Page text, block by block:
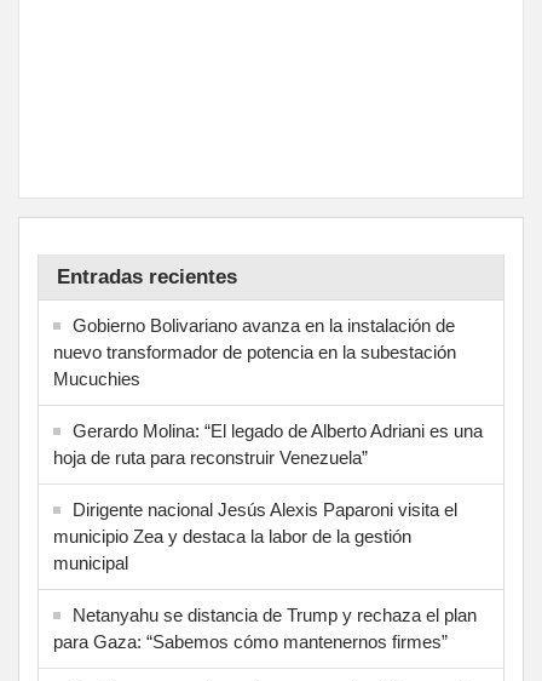
Entradas recientes
Gobierno Bolivariano avanza en la instalación de
nuevo transformador de potencia en la subestación
Mucuchies
Gerardo Molina: “El legado de Alberto Adriani es una
hoja de ruta para reconstruir Venezuela”
Dirigente nacional Jesús Alexis Paparoni visita el
municipio Zea y destaca la labor de la gestión
municipal
Netanyahu se distancia de Trump y rechaza el plan
para Gaza: “Sabemos cómo mantenernos firmes”